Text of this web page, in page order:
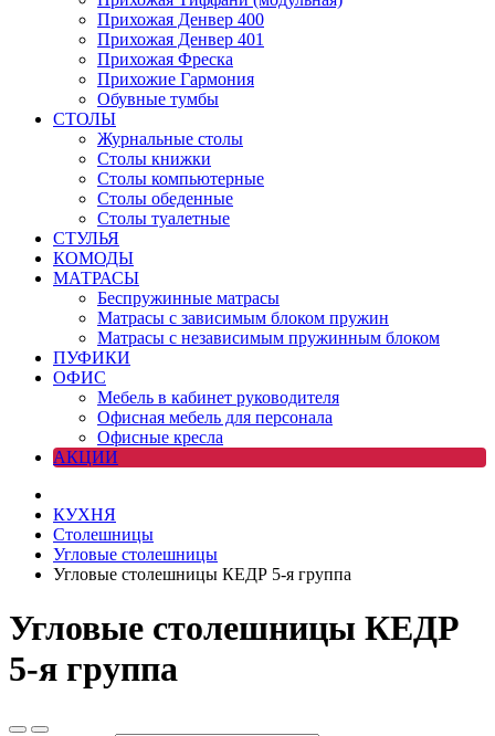
Прихожая Денвер 400
Прихожая Денвер 401
Прихожая Фреска
Прихожие Гармония
Обувные тумбы
СТОЛЫ
Журнальные столы
Столы книжки
Столы компьютерные
Столы обеденные
Столы туалетные
СТУЛЬЯ
КОМОДЫ
МАТРАСЫ
Беспружинные матрасы
Матрасы с зависимым блоком пружин
Матрасы с независимым пружинным блоком
ПУФИКИ
ОФИС
Мебель в кабинет руководителя
Офисная мебель для персонала
Офисные кресла
АКЦИИ
КУХНЯ
Столешницы
Угловые столешницы
Угловые столешницы КЕДР 5-я группа
Угловые столешницы КЕДР
5-я группа